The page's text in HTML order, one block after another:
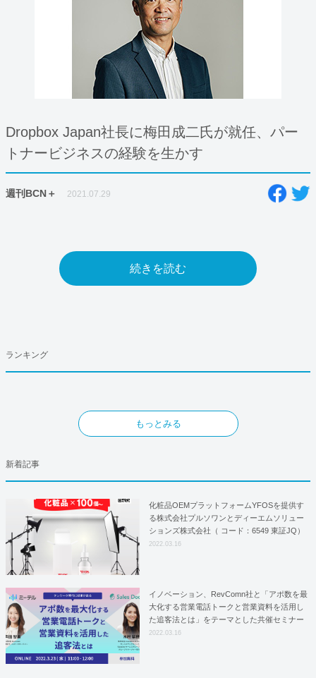
Dropbox Japan社長に梅田成二氏が就任、パー
トナービジネスの経験を生かす
週刊BCN＋ 2021.07.29
続きを読む
ランキング
もっとみる
新着記事
化粧品OEMプラットフォームYFOSを提供す
る株式会社プルソワンとディーエムソリュー
ションズ株式会社（ コード：6549 東証JQ）
はYFOSにおけるロジスティクスパートナー
2022.03.16
イノベーション、RevComn社と「アポ数を最
大化する営業電話トークと営業資料を活用し
た追客法とは」をテーマとした共催セミナー
を開催！
2022.03.16